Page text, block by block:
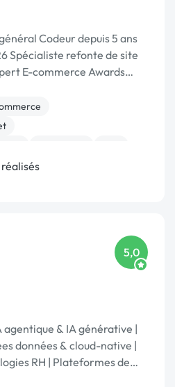
Codeur depuis 5 ans
Spécialiste refonte de site
E-commerce Awards
XML
réalisés
5,0
agentique & IA générative |
données & cloud-native |
RH | Plateformes de